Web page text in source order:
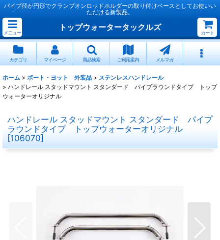
パイプ径が円形でクランプオンロッドホルダーの取り付けベースとしてお使いい
ただける新製品。
メニュー
トップウォータータックルズ
カート
カテゴリ マイページ 商品検索 ご利用案内 メルマガ
ホーム > ボート・ヨット 外装品 > ステンレスハンドレール
> ハンドレール スタッドマウント スタンダード パイプラウンドタイプ トップ
ウォーターオリジナル
ハンドレール スタッドマウント スタンダード パイプ
ラウンドタイプ トップウォーターオリジナル
[106070]